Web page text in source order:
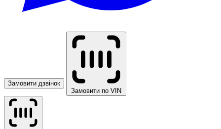
Замовити дзвінок
Замовити по VIN